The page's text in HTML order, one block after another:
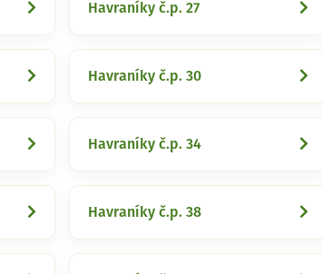
Havraníky č.p. 27
Havraníky č.p. 30
Havraníky č.p. 34
Havraníky č.p. 38